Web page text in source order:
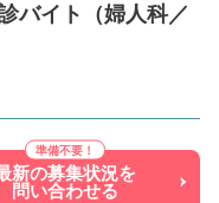
バイト（婦人科／
新の募集状況を
問い合わせる